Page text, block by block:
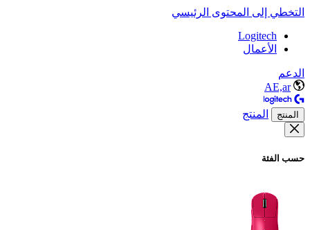
التخطي إلى المحتوى الرئيسي
Logitech
الأعمال
الدعم
AE,ar
المنتج المنتج
حسب الفئة